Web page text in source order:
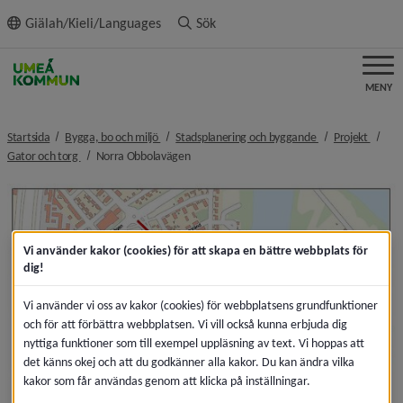
innehållet
Giälah/Kieli/Languages Sök
MENY
Startsida Bygga, bo och miljö nivå i brödsmulenavigeringen
Stadsplanering och byggande nivå i
Projekt
nivå
Gator och torg nivå i brödsmulenavigeringen
Norra Obbolavägennivå i brödsmulenavigeringen
Vi använder kakor (cookies) för att skapa en bättre webbplats för
dig!
Vi använder vi oss av kakor (cookies) för webbplatsens grundfunktioner
och för att förbättra webbplatsen. Vi vill också kunna erbjuda dig
nyttiga funktioner som till exempel uppläsning av text. Vi hoppas att
det känns okej och att du godkänner alla kakor. Du kan ändra vilka
kakor som får användas genom att klicka på inställningar.